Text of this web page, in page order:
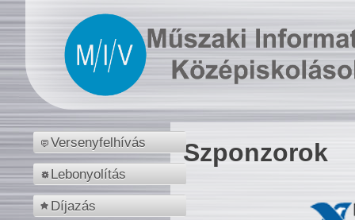
Versenyfelhívás
Lebonyolítás
Díjazás
Szponzorok